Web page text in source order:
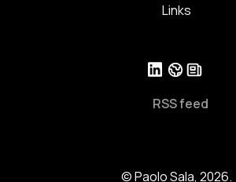
Links
RSS feed
© Paolo Sala, 2026.